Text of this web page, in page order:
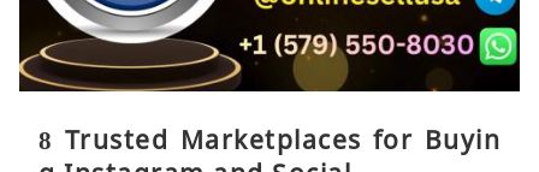
8 Trusted Marketplaces for Buyin